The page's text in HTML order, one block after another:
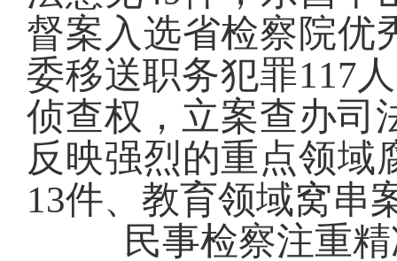
督案入选省检察 院优
委移送职务犯罪117
侦查权，立案查办司
反映强烈的重点领域
13件、教育领域窝串
民事检察注重